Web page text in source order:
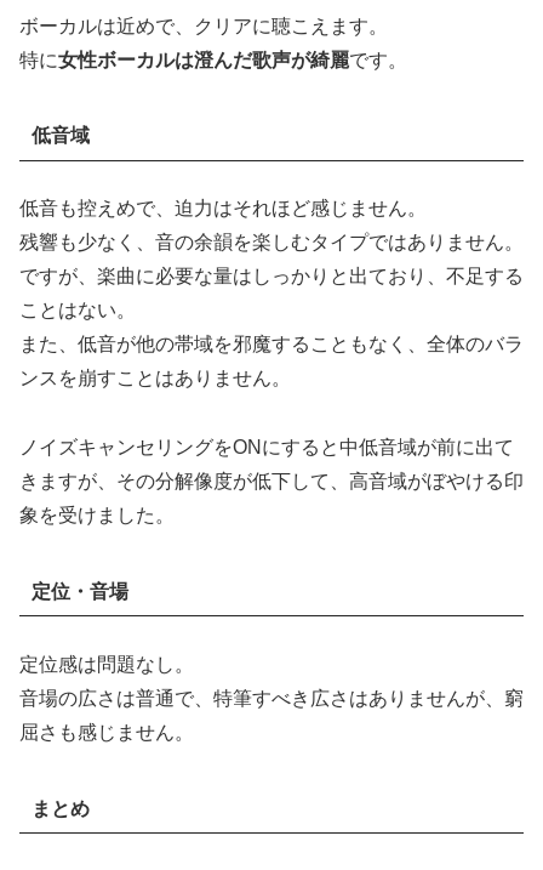
ボーカルは近めで、クリアに聴こえます。
特に女性ボーカルは澄んだ歌声が綺麗です。
低音域
低音も控えめで、迫力はそれほど感じません。
残響も少なく、音の余韻を楽しむタイプではありません。
ですが、楽曲に必要な量はしっかりと出ており、不足する
ことはない。
また、低音が他の帯域を邪魔することもなく、全体のバラ
ンスを崩すことはありません。
ノイズキャンセリングをONにすると中低音域が前に出て
きますが、その分解像度が低下して、高音域がぼやける印
象を受けました。
定位・音場
定位感は問題なし。
音場の広さは普通で、特筆すべき広さはありませんが、窮
屈さも感じません。
まとめ